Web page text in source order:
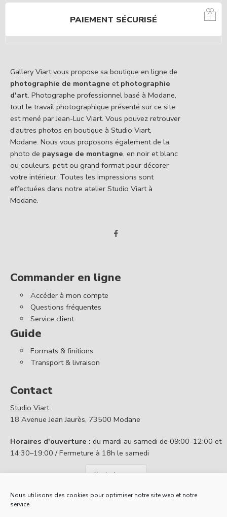
Nous utilisons des cookies pour optimiser notre site web et notre
service.
PAIEMENT SÉCURISÉ
Gallery Viart vous propose sa boutique en ligne de
photographie de montagne et photographie
d'art. Photographe professionnel basé à Modane,
tout le travail photographique présenté sur ce site
est mené par Jean-Luc Viart. Vous pouvez retrouver
d'autres photos en boutique à Studio Viart,
Modane. Nous vous proposons également de la
photo de paysage de montagne, en noir et blanc
ou couleurs, petit ou grand format pour décorer
votre intérieur. Toutes les impressions sont
effectuées dans notre atelier Studio Viart à
Modane.
Commander en ligne
Accéder à mon compte
Questions fréquentes
Service client
Guide
Formats & finitions
Transport & livraison
Contact
Studio Viart
18 Avenue Jean Jaurès, 73500 Modane
Horaires d'ouverture : du mardi au samedi de 09:00–12:00 et
14:30–19:00 / Fermeture à 18h le samedi
Contactez nous